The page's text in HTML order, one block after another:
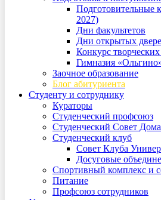
Подготовительные
2027)
Дни факультетов
Дни открытых
Конкурс творческих
Гимназия
Заочное образование
Блог абитуриента
Студенту и сотруднику
Кураторы
Студенческий профсоюз
Студенческий Совет Дома
Студенческий клуб
Совет Клуба
Досуговые
Спортивный комплекс и
Питание
Профсоюз сотрудников